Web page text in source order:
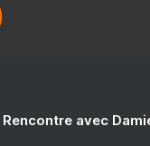
avec